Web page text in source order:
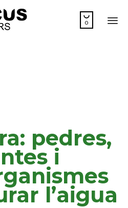

0
pedres,
i
l’aigua